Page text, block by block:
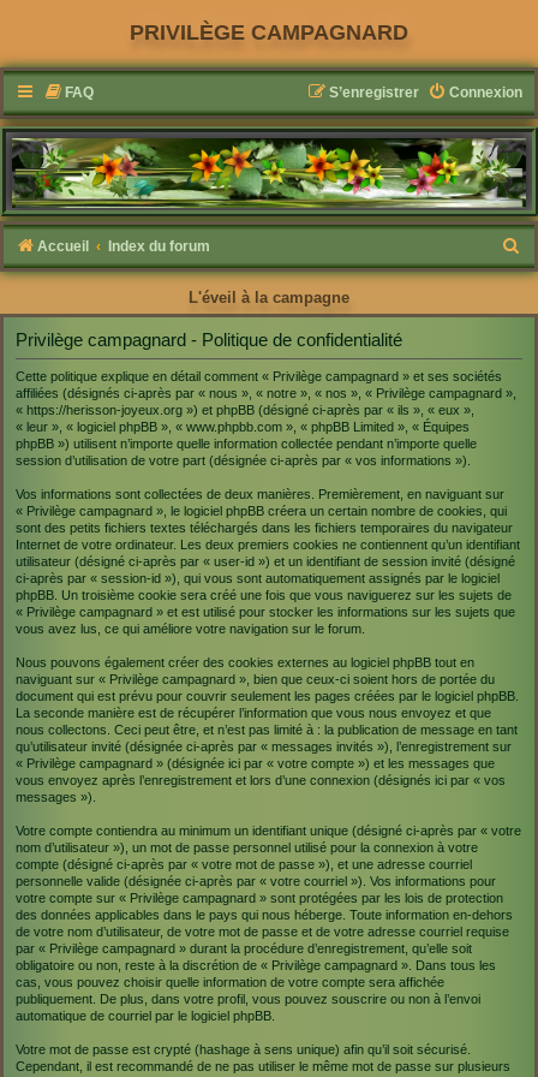
PRIVILÈGE CAMPAGNARD
FAQ Connexion
S’enregistrer
Accueil Index du forum
e
L'éveil à la campagne
Privilège campagnard - Politique de confidentialité
Cette politique explique en détail comment « Privilège campagnard » et ses sociétés
affiliées (désignés ci-après par « nous », « notre », « nos », « Privilège campagnard »,
« https://herisson-joyeux.org ») et phpBB (désigné ci-après par « ils », « eux »,
« leur », « logiciel phpBB », « www.phpbb.com », « phpBB Limited », « Équipes
phpBB ») utilisent n’importe quelle information collectée pendant n’importe quelle
session d’utilisation de votre part (désignée ci-après par « vos informations »).
Vos informations sont collectées de deux manières. Premièrement, en naviguant sur
« Privilège campagnard », le logiciel phpBB créera un certain nombre de cookies, qui
sont des petits fichiers textes téléchargés dans les fichiers temporaires du navigateur
Internet de votre ordinateur. Les deux premiers cookies ne contiennent qu’un identifiant
utilisateur (désigné ci-après par « user-id ») et un identifiant de session invité (désigné
ci-après par « session-id »), qui vous sont automatiquement assignés par le logiciel
phpBB. Un troisième cookie sera créé une fois que vous naviguerez sur les sujets de
« Privilège campagnard » et est utilisé pour stocker les informations sur les sujets que
vous avez lus, ce qui améliore votre navigation sur le forum.
Nous pouvons également créer des cookies externes au logiciel phpBB tout en
naviguant sur « Privilège campagnard », bien que ceux-ci soient hors de portée du
document qui est prévu pour couvrir seulement les pages créées par le logiciel phpBB.
La seconde manière est de récupérer l’information que vous nous envoyez et que
nous collectons. Ceci peut être, et n’est pas limité à : la publication de message en tant
qu’utilisateur invité (désignée ci-après par « messages invités »), l’enregistrement sur
« Privilège campagnard » (désignée ici par « votre compte ») et les messages que
vous envoyez après l’enregistrement et lors d’une connexion (désignés ici par « vos
messages »).
Votre compte contiendra au minimum un identifiant unique (désigné ci-après par « votre
nom d’utilisateur »), un mot de passe personnel utilisé pour la connexion à votre
compte (désigné ci-après par « votre mot de passe »), et une adresse courriel
personnelle valide (désignée ci-après par « votre courriel »). Vos informations pour
votre compte sur « Privilège campagnard » sont protégées par les lois de protection
des données applicables dans le pays qui nous héberge. Toute information en-dehors
de votre nom d’utilisateur, de votre mot de passe et de votre adresse courriel requise
par « Privilège campagnard » durant la procédure d’enregistrement, qu’elle soit
obligatoire ou non, reste à la discrétion de « Privilège campagnard ». Dans tous les
cas, vous pouvez choisir quelle information de votre compte sera affichée
publiquement. De plus, dans votre profil, vous pouvez souscrire ou non à l’envoi
automatique de courriel par le logiciel phpBB.
Votre mot de passe est crypté (hashage à sens unique) afin qu’il soit sécurisé.
Cependant, il est recommandé de ne pas utiliser le même mot de passe sur plusieurs